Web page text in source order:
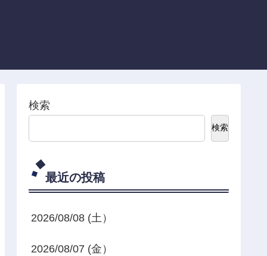
検索
検索
最近の投稿
2026/08/08 (土）
2026/08/07 (金）